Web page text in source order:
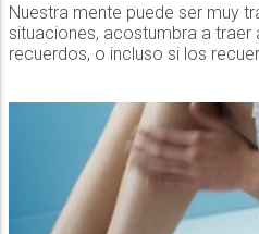
Nuestra mente puede ser muy
situaciones, acostumbra a
recuerdos, o incluso si los